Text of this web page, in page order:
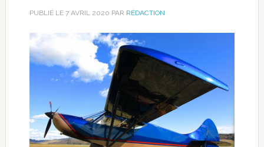
PUBLIÉ LE 7 AVRIL 2020 PAR RÉDACTION